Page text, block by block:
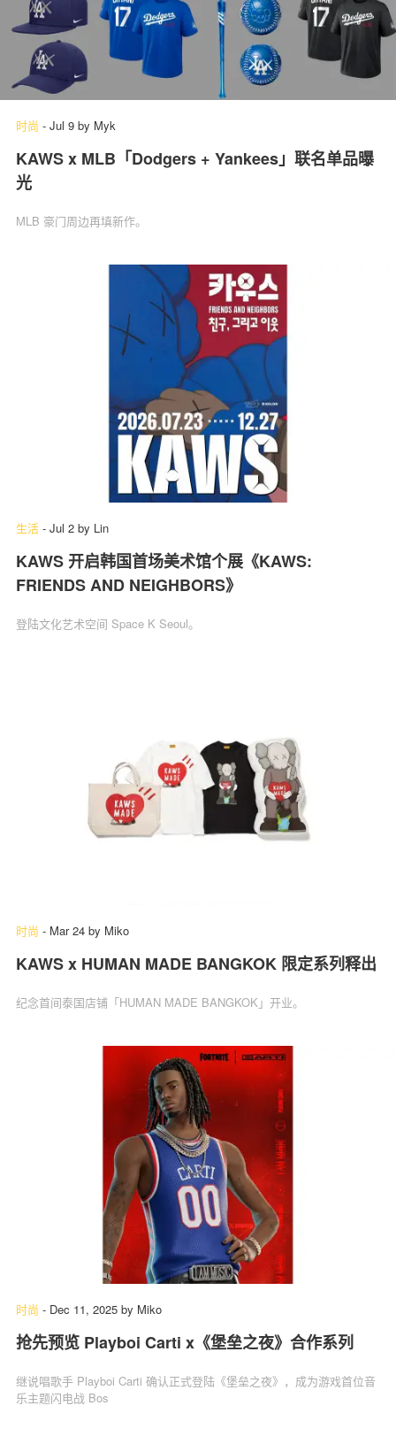
时尚 - Jul 9 by Myk
KAWS x MLB「Dodgers + Yankees」联名单品曝
光
MLB 豪门周边再填新作。
生活 - Jul 2 by Lin
KAWS 开启韩国首场美术馆个展《KAWS:
FRIENDS AND NEIGHBORS》
登陆文化艺术空间 Space K Seoul。
时尚 - Mar 24 by Miko
KAWS x HUMAN MADE BANGKOK 限定系列释出
纪念首间泰国店铺「HUMAN MADE BANGKOK」开业。
时尚 - Dec 11, 2025 by Miko
抢先预览 Playboi Carti x《堡垒之夜》合作系列
继说唱歌手 Playboi Carti 确认正式登陆《堡垒之夜》，成为游戏首位音
乐主题闪电战 Bos